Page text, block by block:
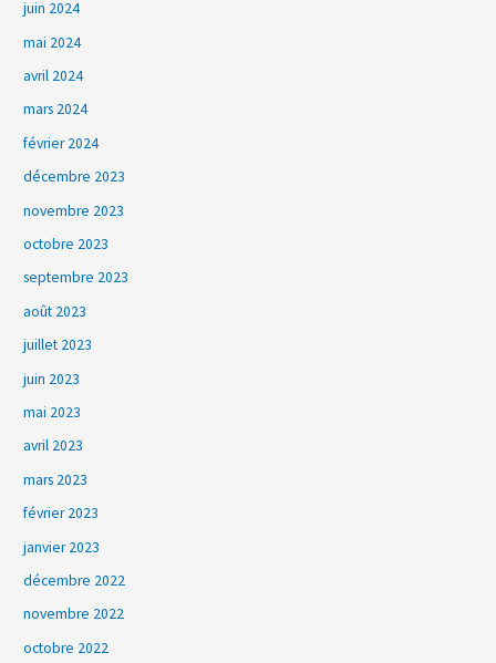
juin 2024
mai 2024
avril 2024
mars 2024
février 2024
décembre 2023
novembre 2023
octobre 2023
septembre 2023
août 2023
juillet 2023
juin 2023
mai 2023
avril 2023
mars 2023
février 2023
janvier 2023
décembre 2022
novembre 2022
octobre 2022